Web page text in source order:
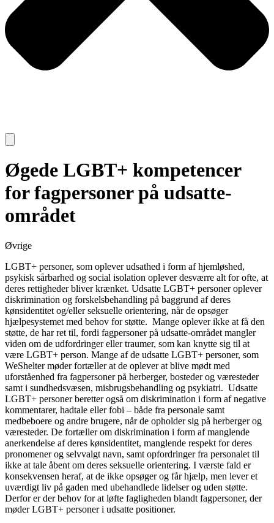
Øgede LGBT+ kompetencer
for fagpersoner på udsatte-
området
Øvrige
LGBT+ personer, som oplever udsathed i form af hjemløshed,
psykisk sårbarhed og social isolation oplever desværre alt for ofte, at
deres rettigheder bliver krænket. Udsatte LGBT+ personer oplever
diskrimination og forskelsbehandling på baggrund af deres
kønsidentitet og/eller seksuelle orientering, når de opsøger
hjælpesystemet med behov for støtte. Mange oplever ikke at få den
støtte, de har ret til, fordi fagpersoner på udsatte-området mangler
viden om de udfordringer eller traumer, som kan knytte sig til at
være LGBT+ person. Mange af de udsatte LGBT+ personer, som
WeShelter møder fortæller at de oplever at blive mødt med
uforståenhed fra fagpersoner på herberger, bosteder og væresteder
samt i sundhedsvæsen, misbrugsbehandling og psykiatri. Udsatte
LGBT+ personer beretter også om diskrimination i form af negative
kommentarer, hadtale eller fobi – både fra personale samt
medbeboere og andre brugere, når de opholder sig på herberger og
væresteder. De fortæller om diskrimination i form af manglende
anerkendelse af deres kønsidentitet, manglende respekt for deres
pronomener og selvvalgt navn, samt opfordringer fra personalet til
ikke at tale åbent om deres seksuelle orientering. I værste fald er
konsekvensen heraf, at de ikke opsøger og får hjælp, men lever et
uværdigt liv på gaden med ubehandlede lidelser og uden støtte.
Derfor er der behov for at løfte fagligheden blandt fagpersoner, der
møder LGBT+ personer i udsatte positioner.